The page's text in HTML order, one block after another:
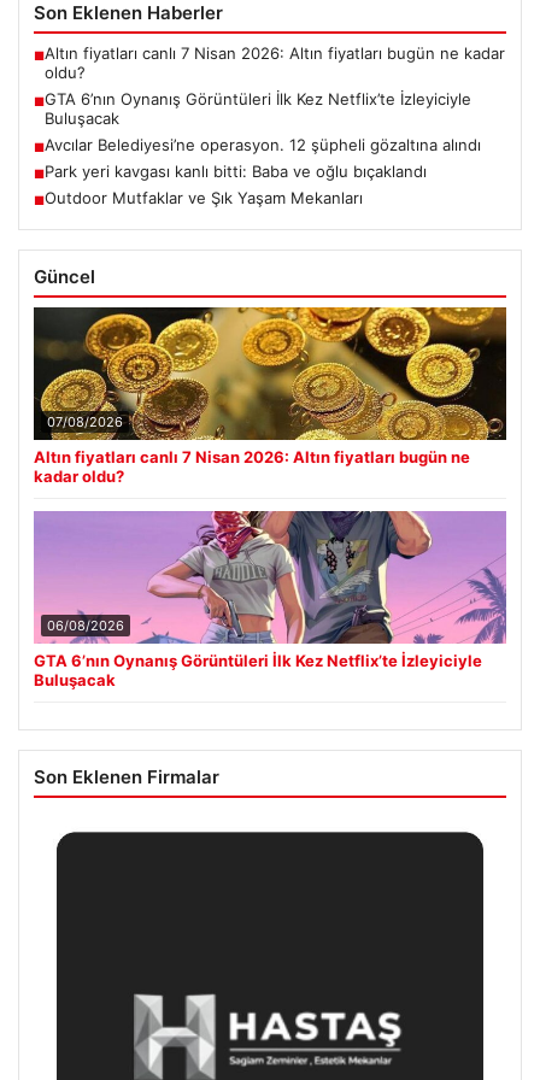
Son Eklenen Haberler
■Altın fiyatları canlı 7 Nisan 2026: Altın fiyatları bugün ne kadar
oldu?
■GTA 6’nın Oynanış Görüntüleri İlk Kez Netflix’te İzleyiciyle
Buluşacak
■Avcılar Belediyesi’ne operasyon. 12 şüpheli gözaltına alındı
■Park yeri kavgası kanlı bitti: Baba ve oğlu bıçaklandı
■Outdoor Mutfaklar ve Şık Yaşam Mekanları
Güncel
07/08/2026
Altın fiyatları canlı 7 Nisan 2026: Altın fiyatları bugün ne
kadar oldu?
06/08/2026
GTA 6’nın Oynanış Görüntüleri İlk Kez Netflix’te İzleyiciyle
Buluşacak
Son Eklenen Firmalar